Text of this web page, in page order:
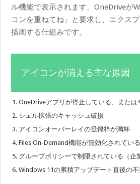
ル機能で表示されます。OneDriveが
コンを重ねてね」と要求し、エクス
描画する仕組みです。
アイコンが消える主な原因
OneDriveアプリが停止している、または
シェル拡張のキャッシュ破損
アイコンオーバーレイの登録枠が満杯
Files On-Demand機能が無効化されている
グループポリシーで制限されている（企
Windows 11の累積アップデート直後の